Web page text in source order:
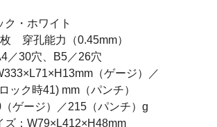
・ホワイト
穿孔能力（0.45mm）
／30穴、B5／26穴
（ゲージ）／
ック時41) mm（パンチ）
ゲージ）／215（パンチ）g
ズ：W79×L412×H48mm